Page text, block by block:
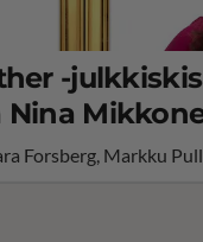
-
Forsberg, Markku